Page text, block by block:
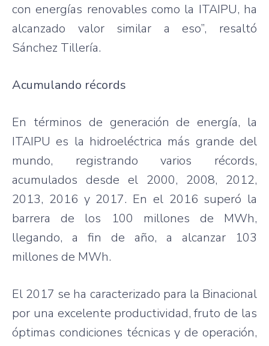
con energías renovables como la ITAIPU, ha
alcanzado valor similar a eso”, resaltó
Sánchez Tillería.
Acumulando récords
En términos de generación de energía, la
ITAIPU es la hidroeléctrica más grande del
mundo, registrando varios récords,
acumulados desde el 2000, 2008, 2012,
2013, 2016 y 2017. En el 2016 superó la
barrera de los 100 millones de MWh,
llegando, a fin de año, a alcanzar 103
millones de MWh.
El 2017 se ha caracterizado para la Binacional
por una excelente productividad, fruto de las
óptimas condiciones técnicas y de operación,